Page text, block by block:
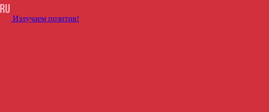
Излучаем позитив!